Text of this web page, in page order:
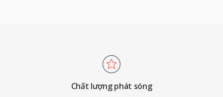
thiết yếu cho tín hiệu phát sóng qua không khí,
độ trễ mã hóa tối thiểu phù hợp chuỗi phát
sóng thời gian thực, và sự chấp nhận pháp lý
Chất lượng phát sóng